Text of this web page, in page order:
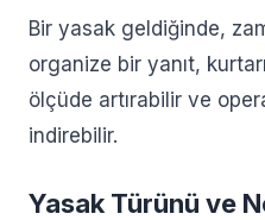
Bir yasak geldiğinde,
organize bir yanıt,
ölçüde artırabilir ve
indirebilir.
Yasak Türünü ve